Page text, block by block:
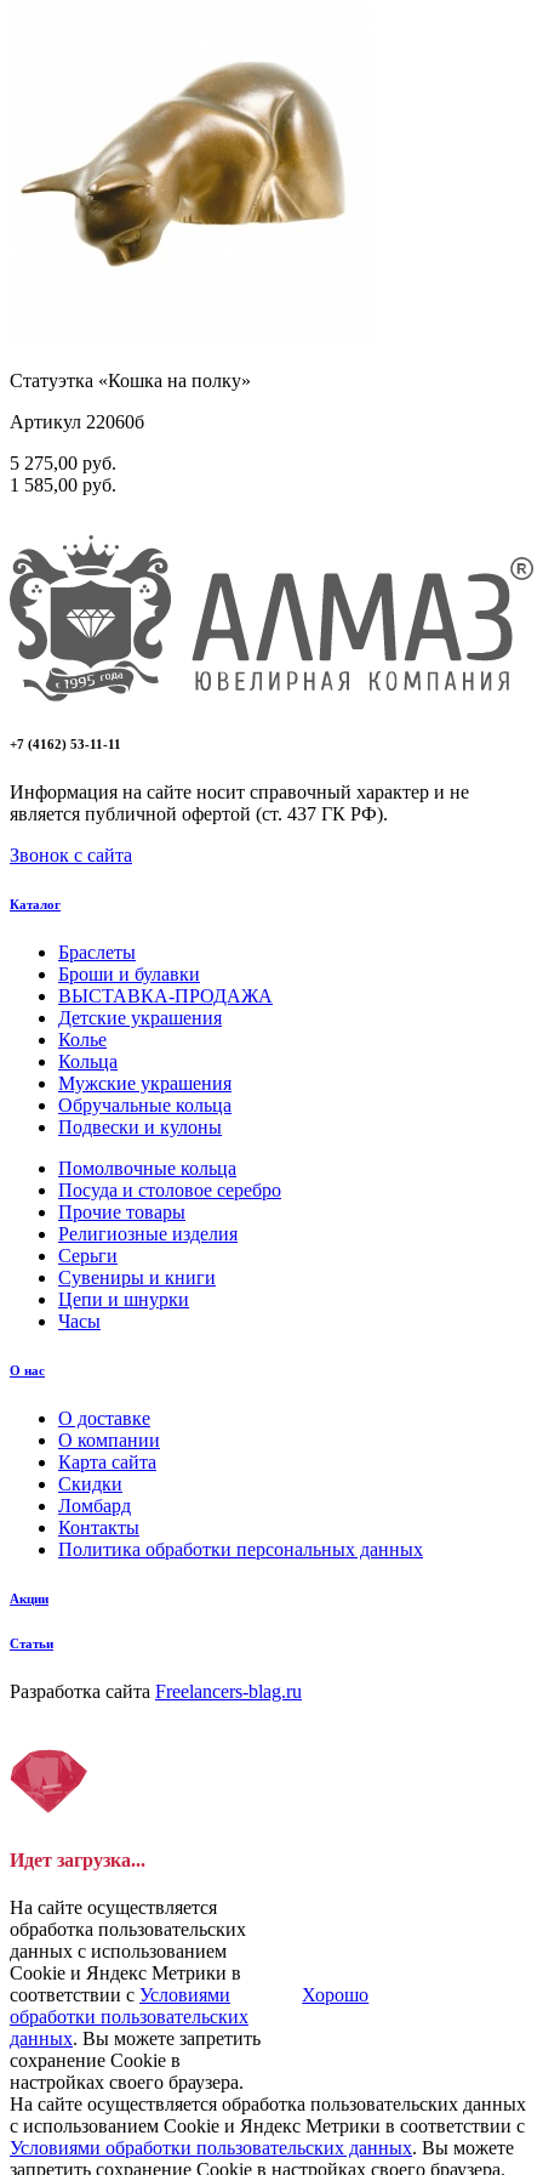
Статуэтка «Кошка на полку»
Артикул 22060б
5 275,00 руб.
1 585,00 руб.
+7 (4162) 53-11-11
Информация на сайте носит справочный характер и не
является публичной офертой (ст. 437 ГК РФ).
Звонок с сайта
Каталог
Браслеты
Броши и булавки
ВЫСТАВКА-ПРОДАЖА
Детские украшения
Колье
Кольца
Мужские украшения
Обручальные кольца
Подвески и кулоны
Помолвочные кольца
Посуда и столовое серебро
Прочие товары
Религиозные изделия
Серьги
Сувениры и книги
Цепи и шнурки
Часы
О нас
О доставке
О компании
Карта сайта
Скидки
Ломбард
Контакты
Политика обработки персональных данных
Акции
Статьи
Разработка сайта Freelancers-blag.ru
Идет загрузка...
На сайте осуществляется
обработка пользовательских
данных с использованием
Cookie и Яндекс Метрики в
соответствии с Условиями
обработки пользовательских
данных. Вы можете запретить
сохранение Cookie в
настройках своего браузера.
Хорошо
На сайте осуществляется обработка пользовательских данных
с использованием Cookie и Яндекс Метрики в соответствии с
Условиями обработки пользовательских данных. Вы можете
запретить сохранение Cookie в настройках своего браузера.